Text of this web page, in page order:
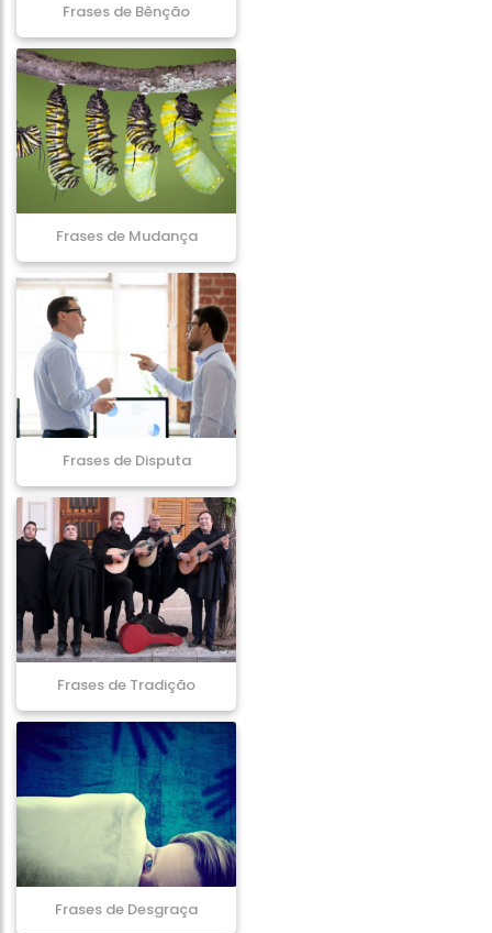
Frases de Bênção
Frases de Mudança
Frases de Disputa
Frases de Tradição
Frases de Desgraça